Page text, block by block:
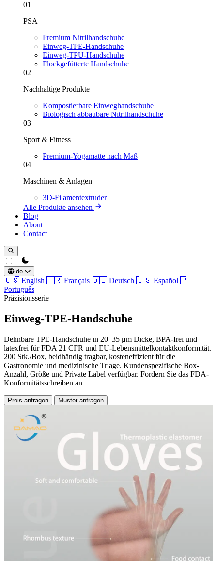
01
PSA
Premium Nitrilhandschuhe
Einweg-TPE-Handschuhe
Einweg-TPU-Handschuhe
Flockgefütterte Handschuhe
02
Nachhaltige Produkte
Kompostierbare Einweghandschuhe
Biologisch abbaubare Nitrilhandschuhe
03
Sport & Fitness
Premium-Yogamatte nach Maß
04
Maschinen & Anlagen
3D-Filamentextruder
Alle Produkte ansehen
Blog
About
Contact
theme switcher
de
🇺🇸 English 🇫🇷 Français 🇩🇪 Deutsch 🇪🇸 Español 🇵🇹
Português
Präzisionsserie
Einweg-TPE-Handschuhe
Dehnbare TPE-Handschuhe in 20–35 μm Dicke, BPA-frei und
latexfrei für FDA 21 CFR und EU-Lebensmittelkontaktkonformität.
200 Stk./Box, beidhändig tragbar, kosteneffizient für die
Gastronomie und medizinische Triage. Kundenspezifische Box-
Anzahl, Größe und Private Label verfügbar. Fordern Sie das FDA-
Konformitätsschreiben an.
Preis anfragen Muster anfragen